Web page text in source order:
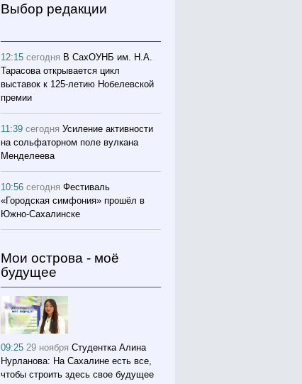
Выбор редакции
12:15сегодня В СахОУНБ им. Н.А.
Тарасова открывается цикл
выставок к 125-летию Нобелевской
премии
11:39сегодня Усиление активности
на сольфаторном поле вулкана
Менделеева
10:56сегодня Фестиваль
«Городская симфония» прошёл в
Южно-Сахалинске
Мои острова - моё
будущее
09:2529 ноября Студентка Алина
Нурланова: На Сахалине есть все,
чтобы строить здесь свое будущее